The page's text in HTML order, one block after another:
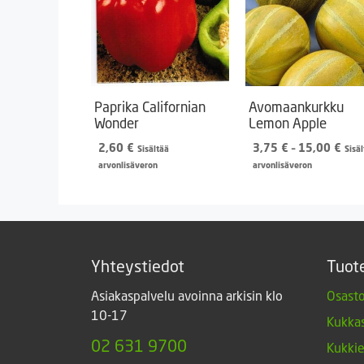
Paprika Californian
Wonder
2,60 € Sisältää
arvonlisäveron
Avomaankurkku
Lemon Apple
3,75 € – 15,00 €
arvonlisäveron
Yhteystiedot
Asiakaspalvelu avoinna arkisin klo
10-17
02 631 9700